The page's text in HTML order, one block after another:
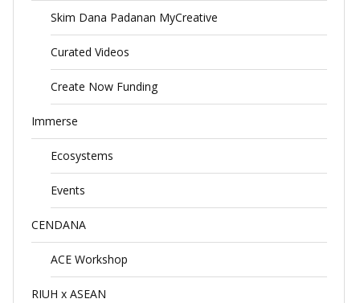
Skim Dana Padanan MyCreative
Curated Videos
Create Now Funding
Immerse
Ecosystems
Events
CENDANA
ACE Workshop
RIUH x ASEAN